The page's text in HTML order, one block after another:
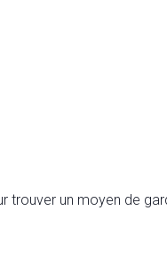
trouver un moyen de